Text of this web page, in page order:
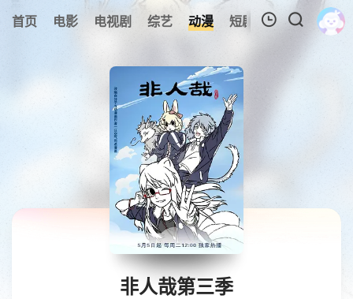
首页 电影 电视剧 综艺 动漫 短剧 今日更新
0
暂无观看影片的记录
非人哉第三季